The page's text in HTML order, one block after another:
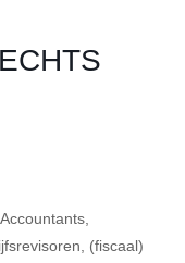
(fiscaal)